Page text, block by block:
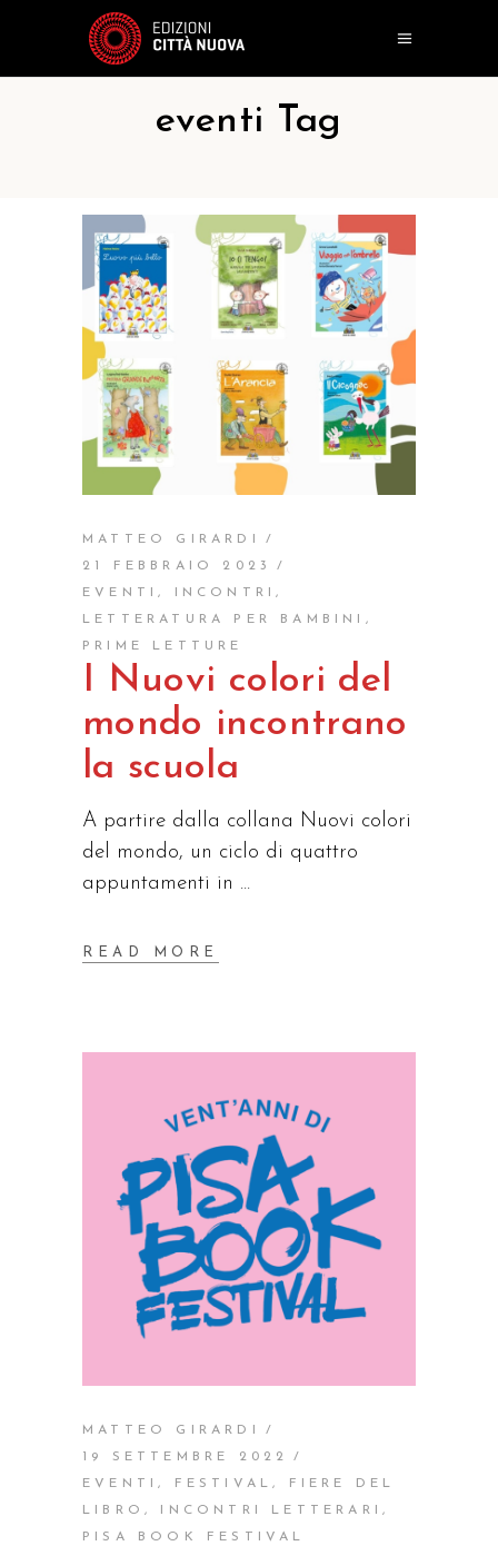
eventi Tag
MATTEO GIRARDI
21 FEBBRAIO 2023
EVENTI, INCONTRI,
LETTERATURA PER BAMBINI ,
PRIME LETTURE
I Nuovi colori del
mondo incontrano
la scuola
A partire dalla collana Nuovi colori
del mondo, un ciclo di quattro
appuntamenti in
READ MORE
MATTEO GIRARDI
19 SETTEMBRE 2022
EVENTI, FESTIVAL,
FIERE DEL
LIBRO , INCONTRI LETTERARI,
PISA BOOK FESTIVAL